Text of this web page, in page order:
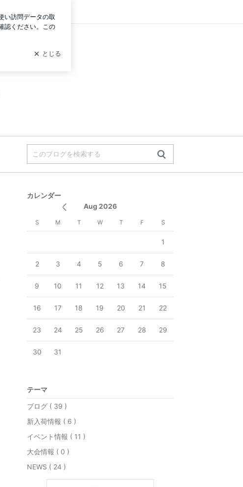
ログイン
カレンダー
Aug 2026
S M T W T F S
1
2 3 4 5 6 7 8
9 10 11 12 13 14 15
16 17 18 19 20 21 22
23 24 25 26 27 28 29
30 31
テーマ
ブログ ( 39 )
新入荷情報 ( 6 )
イベント情報 ( 11 )
大会情報 ( 0 )
NEWS ( 24 )